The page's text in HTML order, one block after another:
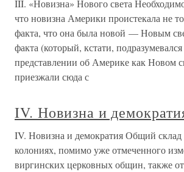
III. «Новизна» Нового света
что новизна Америки проистекала не
факта, что она была новой — Новым
факта (который, кстати,
представлении об Америке как Новом
приезжали сюда с
IV. Новизна и
IV. Новизна и демократия Общий
колониях, помимо уже отмеченного
виргинских церковных общин, также